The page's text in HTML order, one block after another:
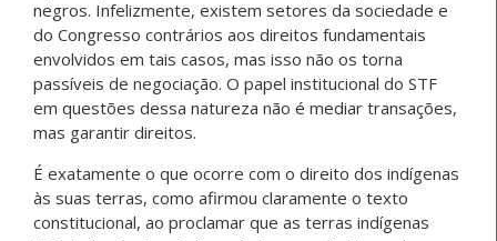
negros. Infelizmente, existem setores da sociedade e
do Congresso contrários aos direitos fundamentais
envolvidos em tais casos, mas isso não os torna
passíveis de negociação. O papel institucional do STF
em questões dessa natureza não é mediar transações,
mas garantir direitos.
É exatamente o que ocorre com o direito dos indígenas
às suas terras, como afirmou claramente o texto
constitucional, ao proclamar que as terras indígenas